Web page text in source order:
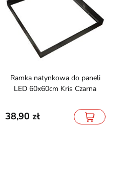
Ramka natynkowa do paneli
LED 60x60cm Kris Czarna
38,90